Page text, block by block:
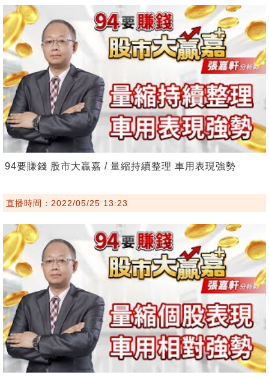
94要賺錢 股市大贏嘉 / 量縮持續整理 車用表現強勢
直播時間：2022/05/25 13:23